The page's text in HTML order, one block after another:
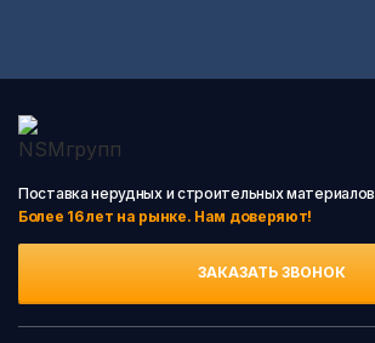
Поставка нерудных и строительных материалов
Более 16 лет на рынке. Нам доверяют!
ЗАКАЗАТЬ ЗВОНОК